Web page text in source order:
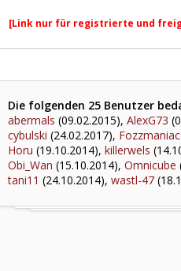
[Link nur für registrierte und
Die folgenden 25 Benutzer
abermals (09.02.2015), AlexG73
cybulski (24.02.2017), Fozzmaniac
Horu (19.10.2014), killerwels
Obi_Wan (15.10.2014), Omnicube
tani11 (24.10.2014), wastl-47